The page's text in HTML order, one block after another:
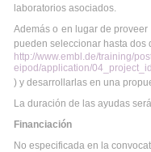
laboratorios asociados.
Además o en lugar de
pueden seleccionar hasta dos
http://www.embl.de/training/
eipod/application/
) y desarrollarlas en una
La duración de las ayudas
Financiación
No especificada en la